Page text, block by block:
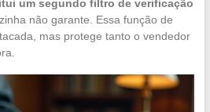
um segundo filtro de verificação
não garante. Essa função de
mas protege tanto o vendedor